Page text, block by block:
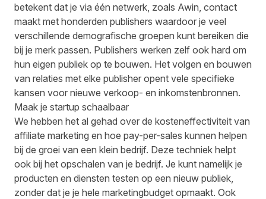
betekent dat je via één netwerk, zoals Awin, contact
maakt met honderden publishers waardoor je veel
verschillende demografische groepen kunt bereiken die
bij je merk passen. Publishers werken zelf ook hard om
hun eigen publiek op te bouwen. Het volgen en bouwen
van relaties met elke publisher opent vele specifieke
kansen voor nieuwe verkoop- en inkomstenbronnen.
Maak je startup schaalbaar
We hebben het al gehad over de kosteneffectiviteit van
affiliate marketing en hoe pay-per-sales kunnen helpen
bij de groei van een klein bedrijf. Deze techniek helpt
ook bij het opschalen van je bedrijf. Je kunt namelijk je
producten en diensten testen op een nieuw publiek,
zonder dat je je hele marketingbudget opmaakt. Ook